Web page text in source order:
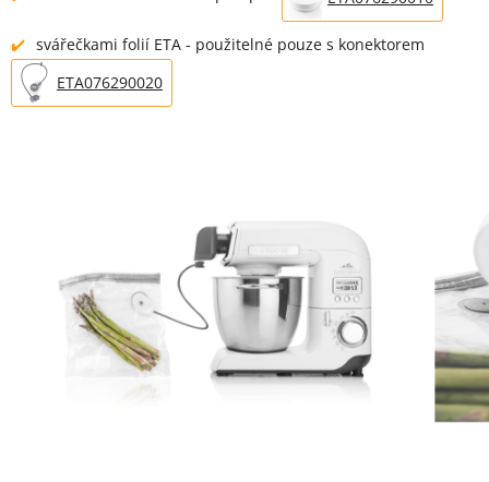
svářečkami folií ETA - použitelné pouze s konektorem
ETA076290020